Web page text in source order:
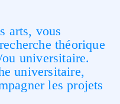
arts, vous
théorique
universitaire.
universitaire,
les projets